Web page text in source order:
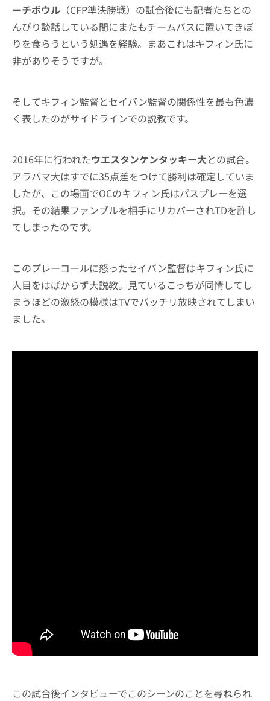
ーチボウル （CFP準決勝戦）の試合後にも記者たちとの
んびり談話している間にまたもチームバスに置いてきぼ
りを食らうという処遇を経験。まあこれはキフィン氏に
非がありそうですが。
そしてキフィン監督とセイバン監督の関係性を最も色濃
く表したのがサイドラインでの説教です。
2016年に行われたウエスタンケンタッキー大との試合。
アラバマ大はすでに35点差をつけて勝利は確定していま
したが、この場面でOCのキフィン氏はパスプレーを選
択。その結果ファンブルを相手にリカバーされTDを許し
てしまったのです。
このプレーコールに怒ったセイバン監督はキフィン氏に
人目をはばからず大説教。見ているこっちが同情してし
まうほどの激怒の模様はTVでバッチリ放映されてしまい
ました。
この試合後インタビューでこのシーンのことを尋ねられ